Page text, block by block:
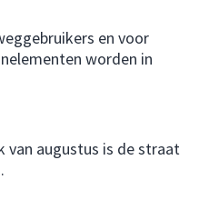
en voor
worden in
van augustus is de straat